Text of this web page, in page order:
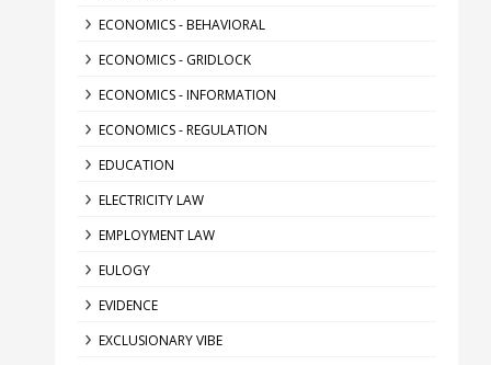
ECONOMICS - BEHAVIORAL
ECONOMICS - GRIDLOCK
ECONOMICS - INFORMATION
ECONOMICS - REGULATION
EDUCATION
ELECTRICITY LAW
EMPLOYMENT LAW
EULOGY
EVIDENCE
EXCLUSIONARY VIBE